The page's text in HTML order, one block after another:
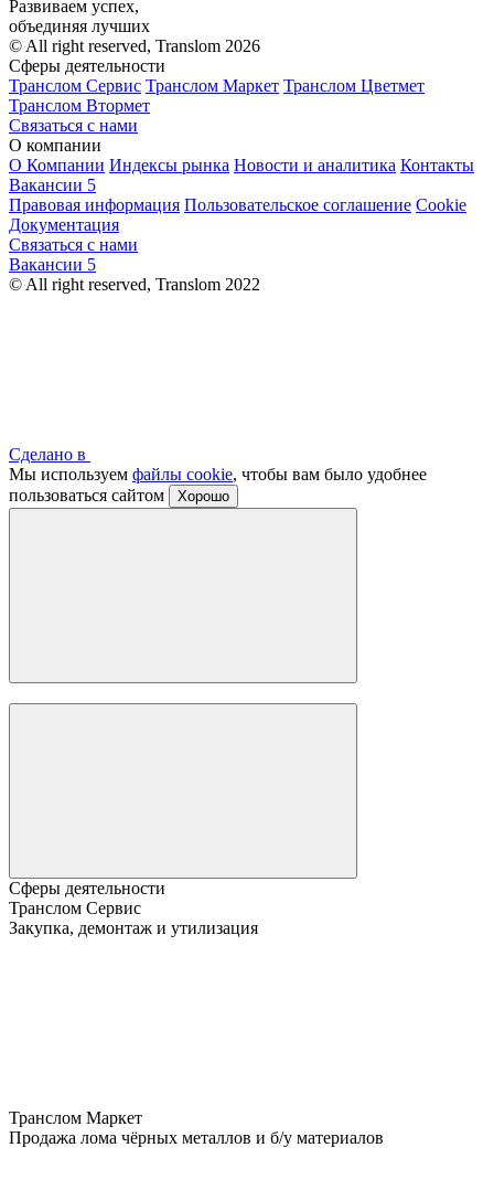
Развиваем успех,
объединяя лучших
© All right reserved, Translom 2026
Сферы деятельности
Транслом Сервис Транслом Маркет Транслом Цветмет
Транслом Втормет
Связаться с нами
О компании
О Компании Индексы рынка Новости и аналитика Контакты
Вакансии 5
Правовая информация Пользовательское соглашение Cookie
Документация
Связаться с нами
Вакансии 5
© All right reserved, Translom 2022
Сделано в
Мы используем файлы cookie, чтобы вам было удобнее
пользоваться сайтом
Хорошо
Сферы деятельности
Транслом Сервис
Закупка, демонтаж и утилизация
Транслом Маркет
Продажа лома чёрных металлов и б/у материалов